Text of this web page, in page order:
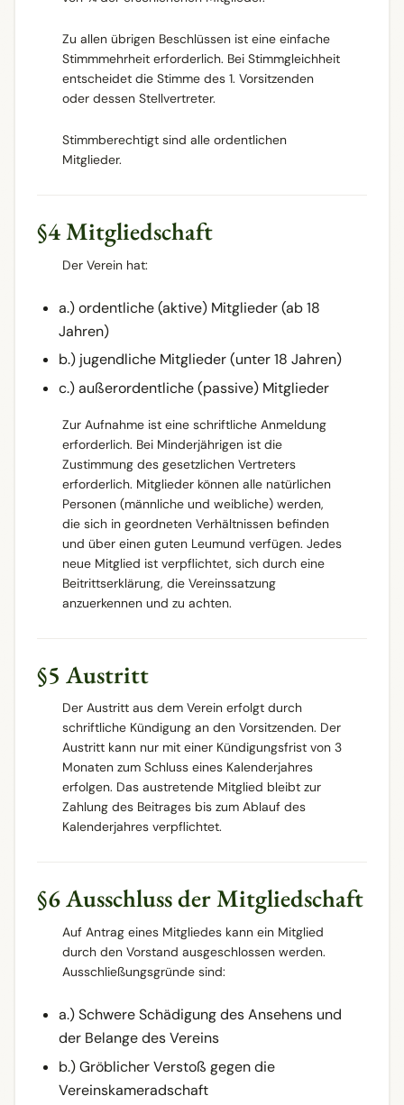
Zu allen übrigen Beschlüssen ist eine einfache
Stimmmehrheit erforderlich. Bei Stimmgleichheit
entscheidet die Stimme des 1. Vorsitzenden
oder dessen Stellvertreter.
Stimmberechtigt sind alle ordentlichen
Mitglieder.
§4 Mitgliedschaft
Der Verein hat:
a.) ordentliche (aktive) Mitglieder (ab 18
Jahren)
b.) jugendliche Mitglieder (unter 18 Jahren)
c.) außerordentliche (passive) Mitglieder
Zur Aufnahme ist eine schriftliche Anmeldung
erforderlich. Bei Minderjährigen ist die
Zustimmung des gesetzlichen Vertreters
erforderlich. Mitglieder können alle natürlichen
Personen (männliche und weibliche) werden,
die sich in geordneten Verhältnissen befinden
und über einen guten Leumund verfügen. Jedes
neue Mitglied ist verpflichtet, sich durch eine
Beitrittserklärung, die Vereinssatzung
anzuerkennen und zu achten.
§5 Austritt
Der Austritt aus dem Verein erfolgt durch
schriftliche Kündigung an den Vorsitzenden. Der
Austritt kann nur mit einer Kündigungsfrist von 3
Monaten zum Schluss eines Kalenderjahres
erfolgen. Das austretende Mitglied bleibt zur
Zahlung des Beitrages bis zum Ablauf des
Kalenderjahres verpflichtet.
§6 Ausschluss der Mitgliedschaft
Auf Antrag eines Mitgliedes kann ein Mitglied
durch den Vorstand ausgeschlossen werden.
Ausschließungsgründe sind:
a.) Schwere Schädigung des Ansehens und
der Belange des Vereins
b.) Gröblicher Verstoß gegen die
Vereinskameradschaft